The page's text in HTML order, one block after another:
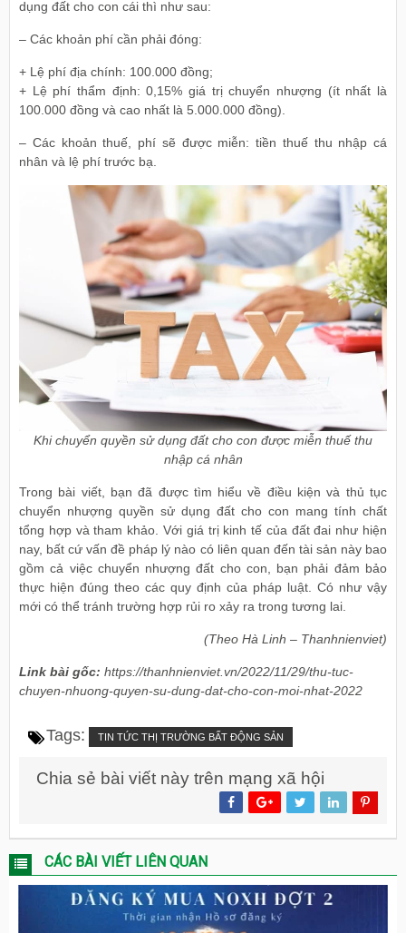
dụng đất cho con cái thì như sau:
– Các khoản phí cần phải đóng:
+ Lệ phí địa chính: 100.000 đồng;
+ Lệ phí thẩm định: 0,15% giá trị chuyển nhượng (ít nhất là
100.000 đồng và cao nhất là 5.000.000 đồng).
– Các khoản thuế, phí sẽ được miễn: tiền thuế thu nhập cá
nhân và lệ phí trước bạ.
Khi chuyển quyền sử dụng đất cho con được miễn thuế thu
nhập cá nhân
Trong bài viết, bạn đã được tìm hiểu về điều kiện và thủ tục
chuyển nhượng quyền sử dụng đất cho con mang tính chất
tổng hợp và tham khảo. Với giá trị kinh tế của đất đai như hiện
nay, bất cứ vấn đề pháp lý nào có liên quan đến tài sản này bao
gồm cả việc chuyển nhượng đất cho con, bạn phải đảm bảo
thực hiện đúng theo các quy định của pháp luật. Có như vậy
mới có thể tránh trường hợp rủi ro xảy ra trong tương lai.
(Theo Hà Linh – Thanhnienviet)
Link bài gốc: https://thanhnienviet.vn/2022/11/29/thu-tuc-
chuyen-nhuong-quyen-su-dung-dat-cho-con-moi-nhat-2022
Tags: TIN TỨC THỊ TRƯỜNG BẤT ĐỘNG SẢN
Chia sẻ bài viết này trên mạng xã hội
CÁC BÀI VIẾT LIÊN QUAN